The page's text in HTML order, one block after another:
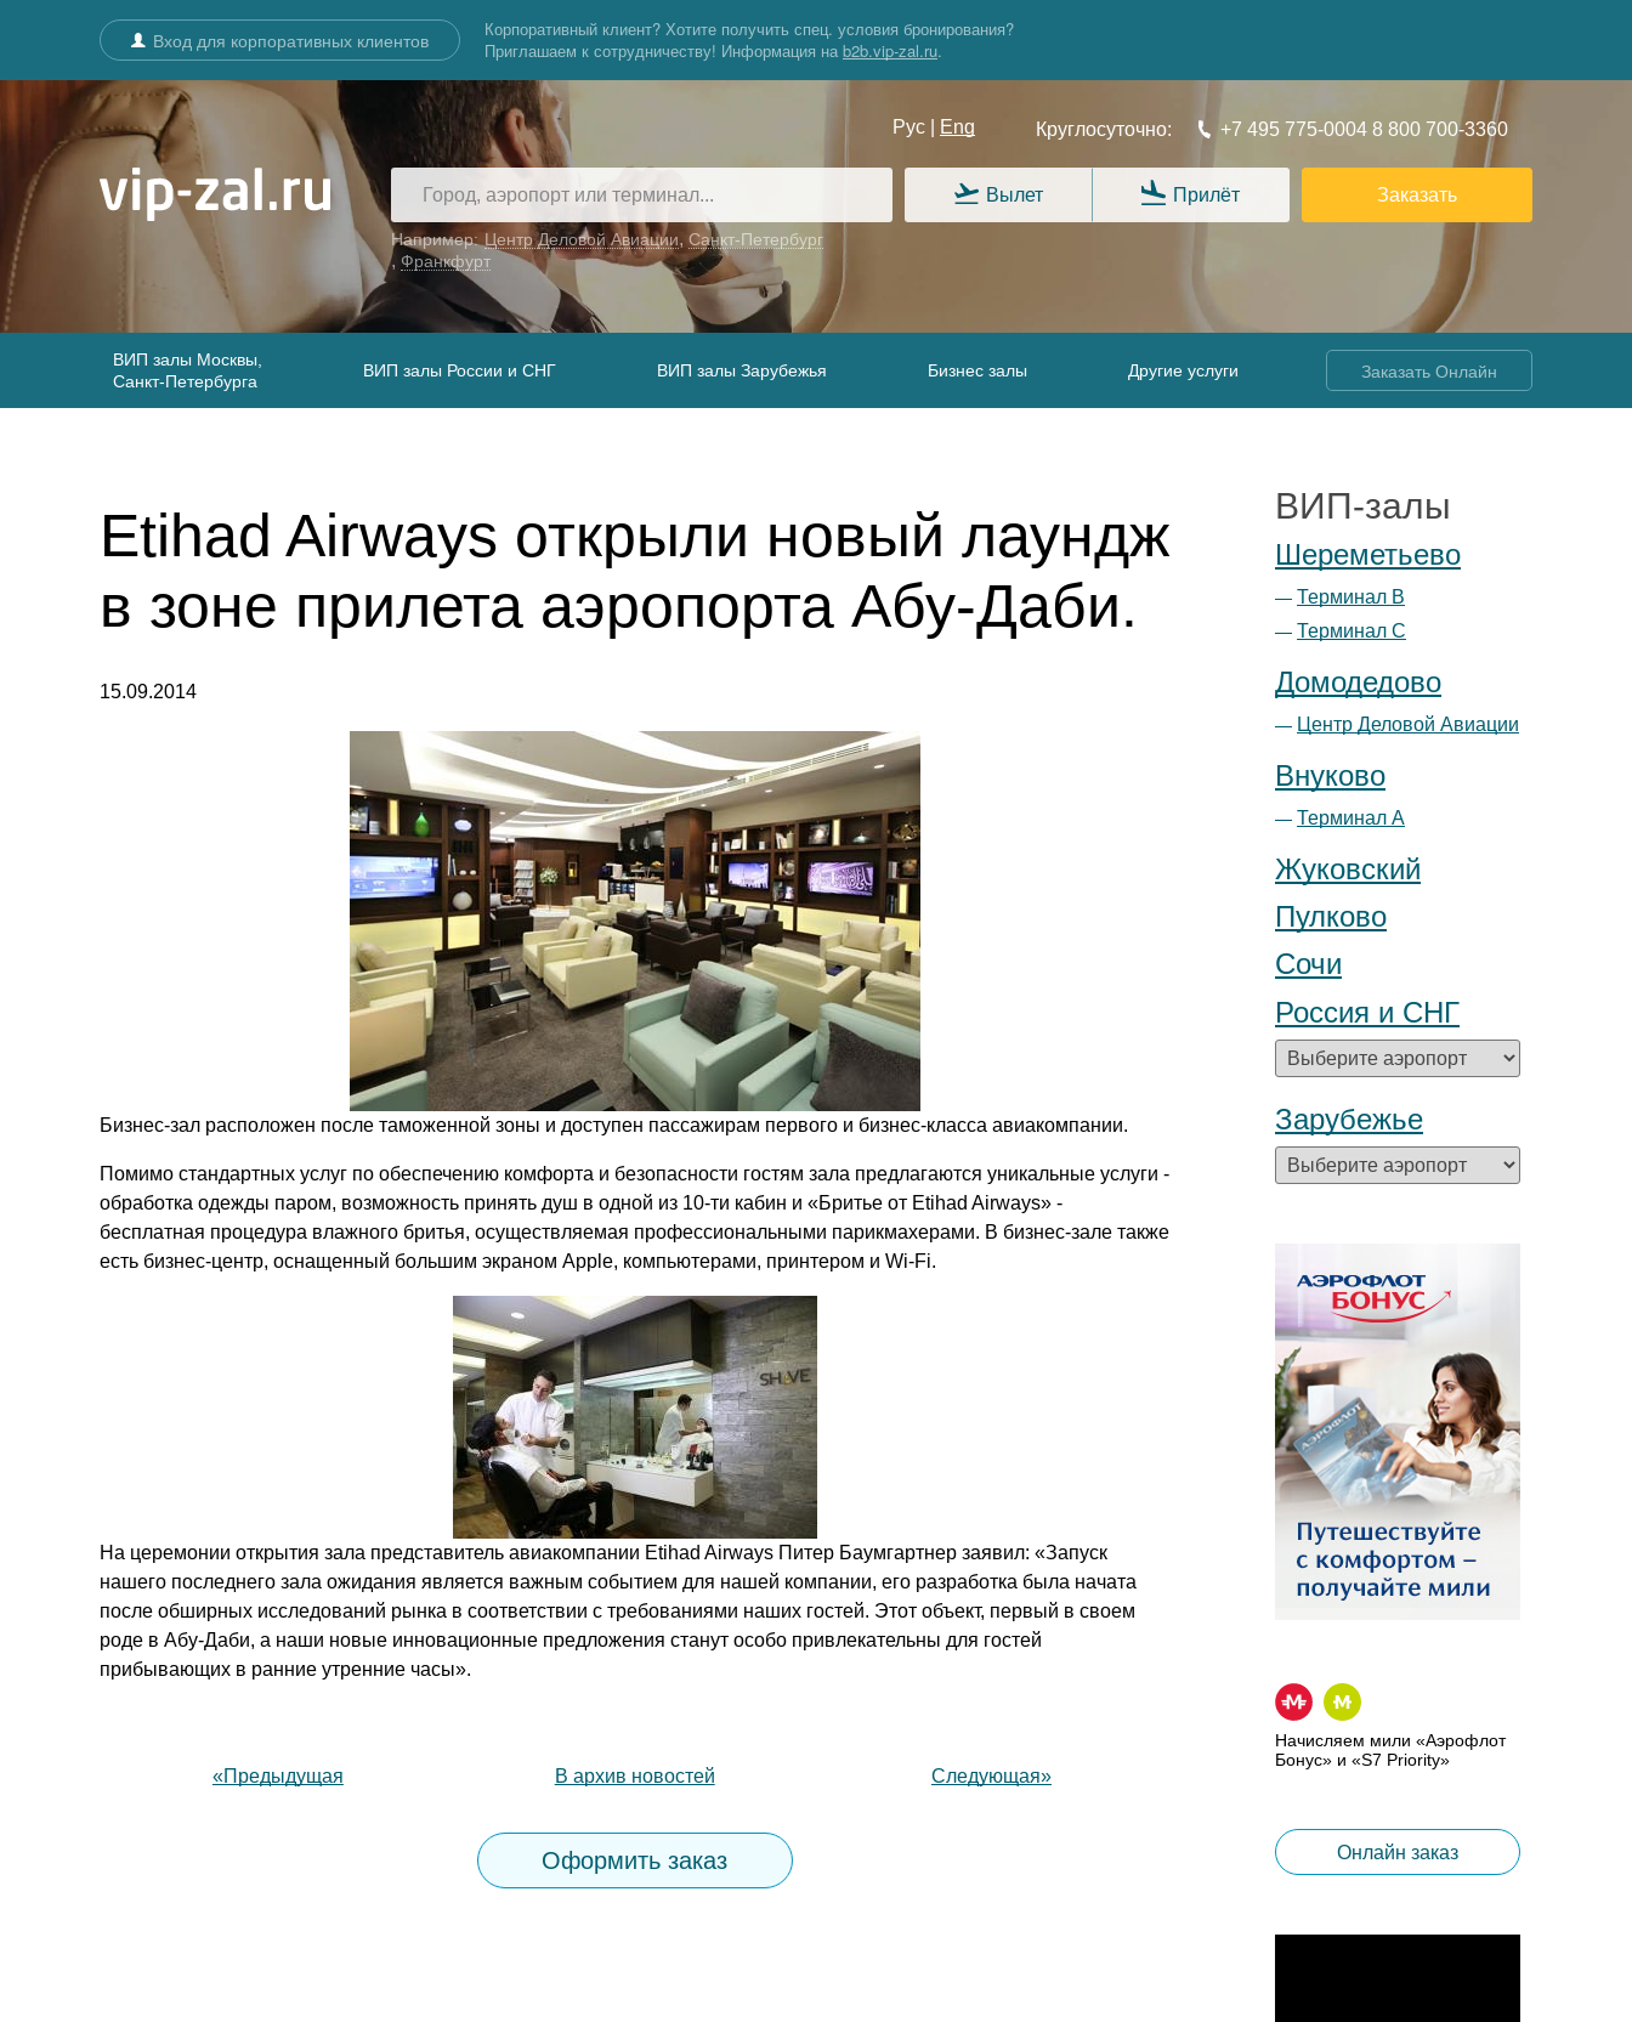
Вход для корпоративных клиентов
Корпоративный клиент? Хотите получить спец. условия бронирования?
Приглашаем к сотрудничеству! Информация на b2b.vip-zal.ru.
Рус | Eng Круглосуточно: +7 495 775-0004 8 800 700-3360
Например: Центр Деловой Авиации, Санкт-Петербург
, Франкфурт
Вылет Прилёт Заказать
ВИП залы Москвы,
Санкт-Петербурга
ВИП залы России и СНГ ВИП залы Зарубежья Бизнес залы Другие услуги Заказать Онлайн
Etihad Airways открыли новый лаундж
в зоне прилета аэропорта Абу-Даби.
15.09.2014
Бизнес-зал расположен после таможенной зоны и доступен пассажирам первого и бизнес-класса авиакомпании.
Помимо стандартных услуг по обеспечению комфорта и безопасности гостям зала предлагаются уникальные услуги -
обработка одежды паром, возможность принять душ в одной из 10-ти кабин и «Бритье от Etihad Airways» -
бесплатная процедура влажного бритья, осуществляемая профессиональными парикмахерами. В бизнес-зале также
есть бизнес-центр, оснащенный большим экраном Apple, компьютерами, принтером и Wi-Fi.
На церемонии открытия зала представитель авиакомпании Etihad Airways Питер Баумгартнер заявил: «Запуск
нашего последнего зала ожидания является важным событием для нашей компании, его разработка была начата
после обширных исследований рынка в соответствии с требованиями наших гостей. Этот объект, первый в своем
роде в Абу-Даби, а наши новые инновационные предложения станут особо привлекательны для гостей
прибывающих в ранние утренние часы».
«Предыдущая В архив новостей Следующая»
Оформить заказ
ВИП-залы
Шереметьево
Терминал B
Терминал С
Домодедово
Центр Деловой Авиации
Внуково
Терминал А
Жуковский
Пулково
Сочи
Россия и СНГ
Зарубежье
Начисляем мили «Аэрофлот
Бонус» и «S7 Priority»
Онлайн заказ